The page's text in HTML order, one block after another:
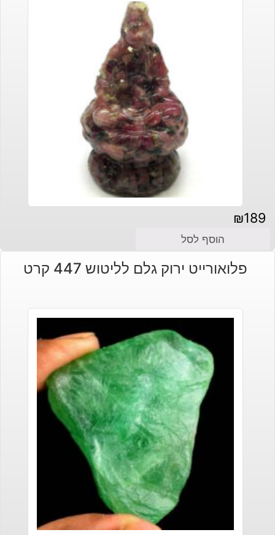
₪189
הוסף לסל
פלואורייט ירוק גלם לליטוש 447 קרט